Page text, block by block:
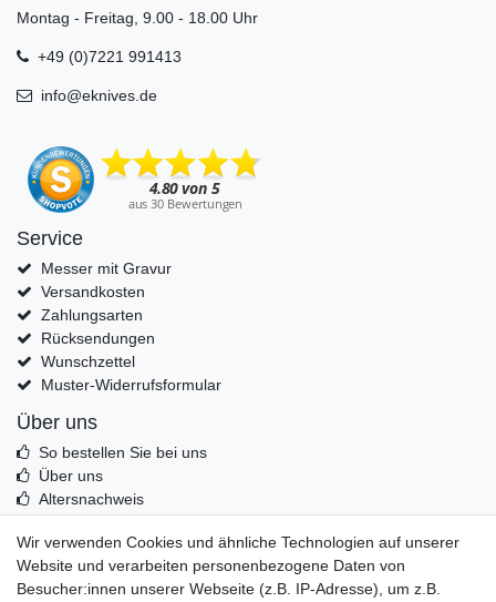
Montag - Freitag, 9.00 - 18.00 Uhr
+49 (0)7221 991413
info@eknives.de
Service
Messer mit Gravur
Versandkosten
Zahlungsarten
Rücksendungen
Wunschzettel
Muster-Widerrufsformular
Über uns
So bestellen Sie bei uns
Über uns
Altersnachweis
Echtheit von Kundenbewertungen
Messer Info Forum
Wir verwenden Cookies und ähnliche Technologien auf unserer
Website und verarbeiten personenbezogene Daten von
Besucher:innen unserer Webseite (z.B. IP-Adresse), um z.B.